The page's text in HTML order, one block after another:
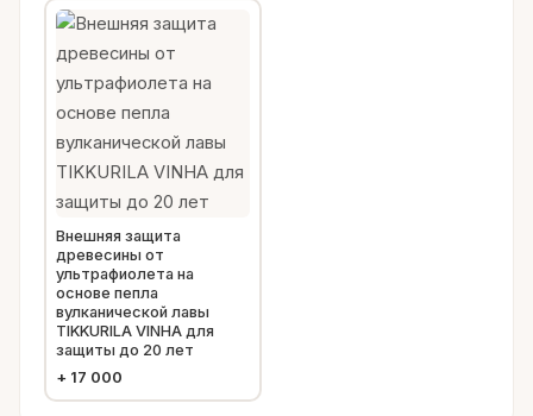
Внешняя защита
древесины от
ультрафиолета на
основе пепла
вулканической лавы
TIKKURILA VINHA для
защиты до 20 лет
+ 17 000